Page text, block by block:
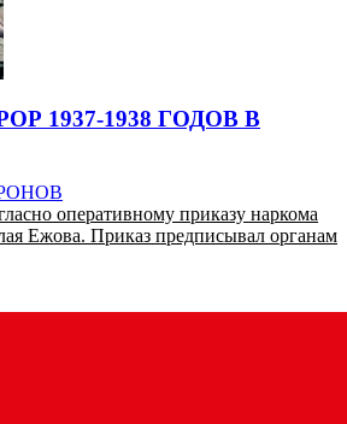
1937-1938 ГОДОВ В
оперативному приказу наркома
Ежова. Приказ предписывал органам